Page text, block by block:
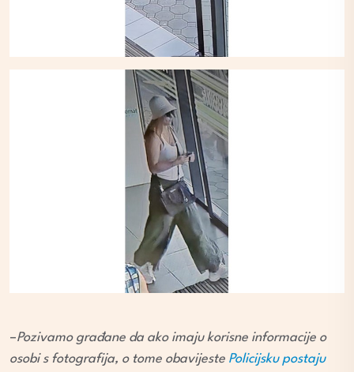
–Pozivamo građane da ako imaju korisne informacije o
osobi s fotografija, o tome obavijeste Policijsku postaju